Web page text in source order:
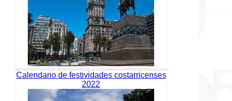
Calendario de festividades costarricenses
2022